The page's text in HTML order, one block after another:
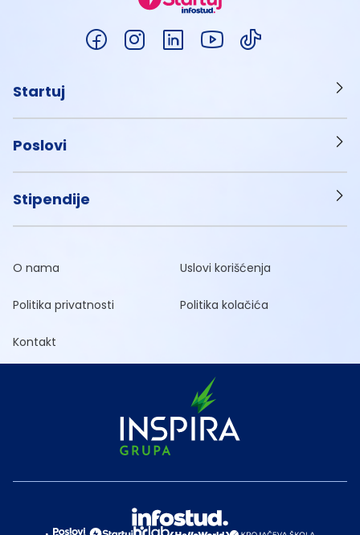
Startuj
Poslovi
Stipendije
O nama Uslovi korišćenja
Politika privatnosti Politika kolačića
Kontakt